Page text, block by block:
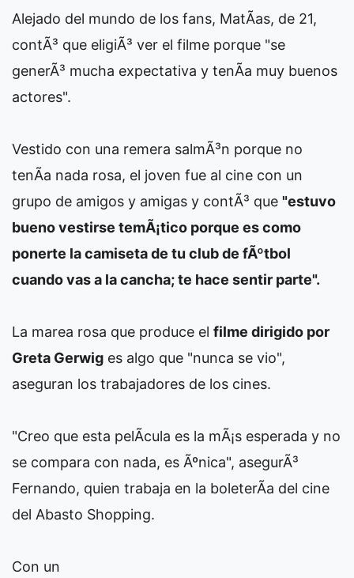
Alejado del mundo de los fans, MatÃ­as, de 21,
contÃ³ que eligiÃ³ ver el filme porque "se
generÃ³ mucha expectativa y tenÃ­a muy buenos
actores".
Vestido con una remera salmÃ³n porque no
tenÃ­a nada rosa, el joven fue al cine con un
grupo de amigos y amigas y contÃ³ que "estuvo
bueno vestirse temÃ¡tico porque es como
ponerte la camiseta de tu club de fÃºtbol
cuando vas a la cancha; te hace sentir parte".
La marea rosa que produce el filme dirigido por
Greta Gerwig es algo que "nunca se vio",
aseguran los trabajadores de los cines.
"Creo que esta pelÃ­cula es la mÃ¡s esperada y no
se compara con nada, es Ãºnica", asegurÃ³
Fernando, quien trabaja en la boleterÃ­a del cine
del Abasto Shopping.
Con un